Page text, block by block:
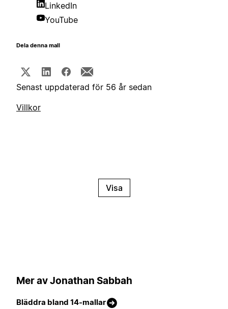
LinkedIn
YouTube
Dela denna mall
Senast uppdaterad för 56 år sedan
Villkor
Visa
Mer av Jonathan Sabbah
Bläddra bland 14-mallar